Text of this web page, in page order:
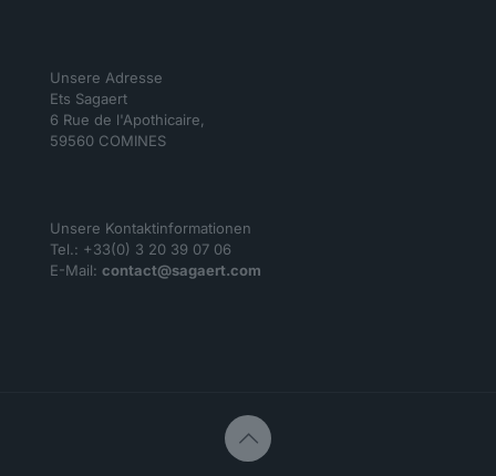
Unsere Adresse
Ets Sagaert
6 Rue de l'Apothicaire,
59560 COMINES
Unsere Kontaktinformationen
Tel.: +33(0) 3 20 39 07 06
E-Mail: contact@sagaert.com